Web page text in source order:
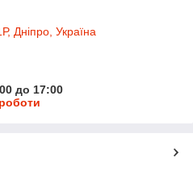
Дніпро, Україна
до 17:00